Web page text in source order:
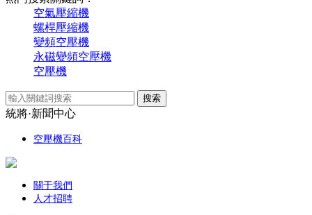
空氣壓縮機
螺桿壓縮機
變頻空壓機
永磁變頻空壓機
空壓機
統將·新聞中心
空壓機百科
關于我們
人才招聘